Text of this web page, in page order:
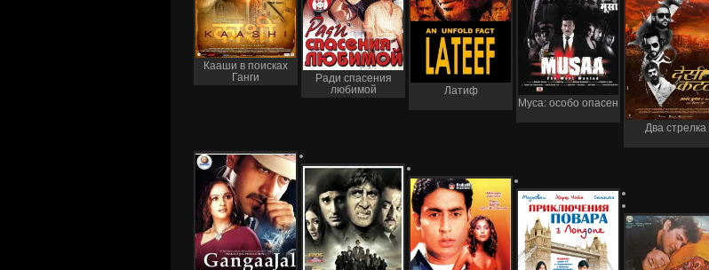
Кааши в поисках
Ганги
Ради спасения
любимой
Латиф
Муса: особо опасен
Два стрелка